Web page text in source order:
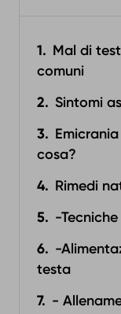
Mal di
comuni
Sintomi
cosa?
Rimedi
-
-
testa
-